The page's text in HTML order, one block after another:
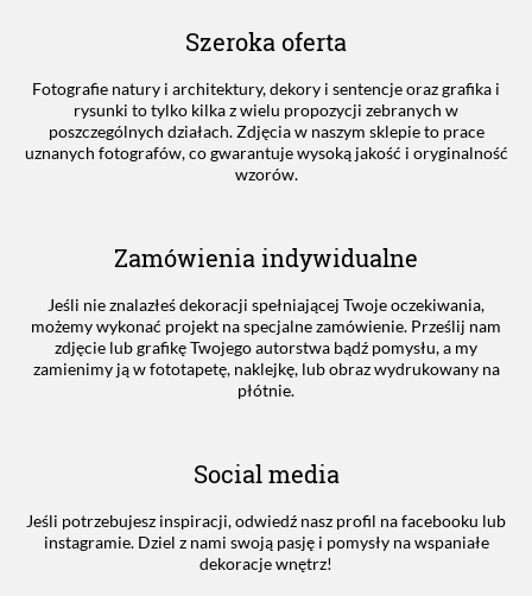
Szeroka oferta
Fotografie natury i architektury, dekory i sentencje oraz grafika i
rysunki to tylko kilka z wielu propozycji zebranych w
poszczególnych działach. Zdjęcia w naszym sklepie to prace
uznanych fotografów, co gwarantuje wysoką jakość i oryginalność
wzorów.
Zamówienia indywidualne
Jeśli nie znalazłeś dekoracji spełniającej Twoje oczekiwania,
możemy wykonać projekt na specjalne zamówienie. Prześlij nam
zdjęcie lub grafikę Twojego autorstwa bądź pomysłu, a my
zamienimy ją w fototapetę, naklejkę, lub obraz wydrukowany na
płótnie.
Social media
Jeśli potrzebujesz inspiracji, odwiedź nasz profil na facebooku lub
instagramie. Dziel z nami swoją pasję i pomysły na wspaniałe
dekoracje wnętrz!